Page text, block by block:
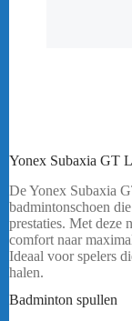
Yonex Subaxia GT
De Yonex Subaxia
badmintonschoen
prestaties. Met deze
comfort naar
Ideaal voor spelers
halen.
Badminton spullen